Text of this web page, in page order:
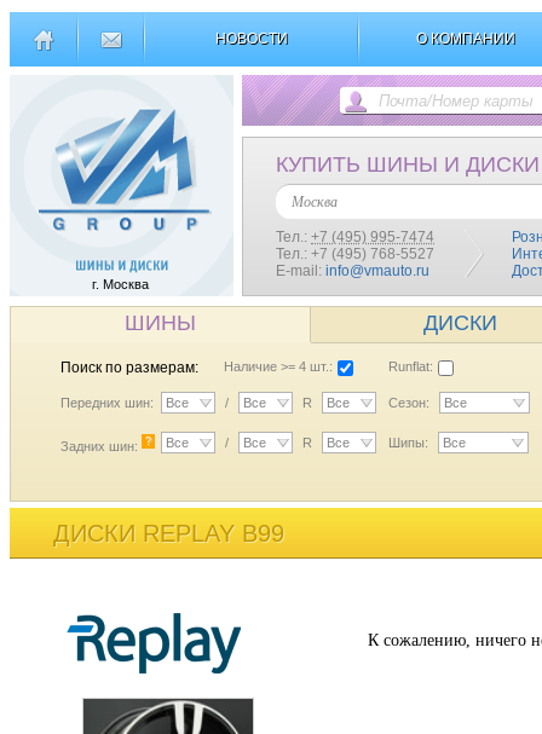
НОВОСТИ О КОМПАНИИ
г. Москва
КУПИТЬ ШИНЫ И ДИСКИ
Москва
Тел.: +7 (495) 995-7474
Тел.: +7 (495) 768-5527
E-mail: info@vmauto.ru
ШИНЫ ДИСКИ
Поиск по размерам: Наличие >= 4 шт.: Runflat:
Передних шин: Все / Все R Все Сезон: Все
Задних шин: ? Все / Все R Все Шипы: Все
ДИСКИ REPLAY B99
К сожалению, ничего